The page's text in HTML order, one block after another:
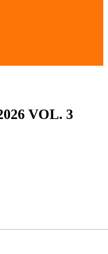
VOL. 3